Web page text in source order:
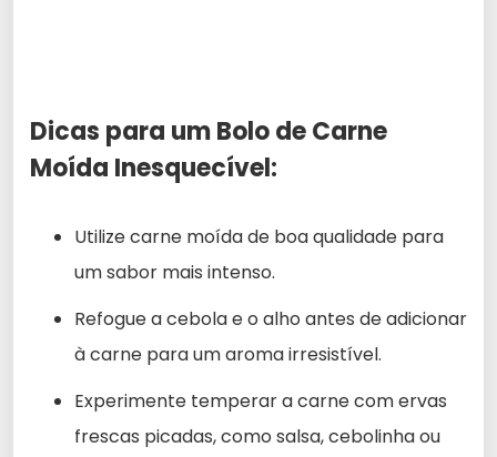
Dicas para um Bolo de Carne
Moída Inesquecível:
Utilize carne moída de boa qualidade para
um sabor mais intenso.
Refogue a cebola e o alho antes de adicionar
à carne para um aroma irresistível.
Experimente temperar a carne com ervas
frescas picadas, como salsa, cebolinha ou